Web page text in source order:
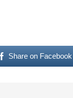
Share on Facebook